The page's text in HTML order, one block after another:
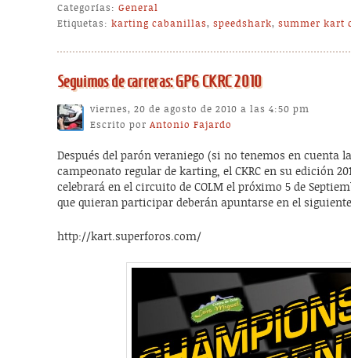
Categorías: General
Etiquetas: karting cabanillas,speedshark,summer kart
Seguimos de carreras: GP6 CKRC 2010
viernes, 20 de agosto de 2010 a las 4:50 pm
Escrito porAntonio Fajardo
Después del parón veraniego (si no tenemos en cuenta
campeonato regular de karting, el CKRC en su edición
celebrará en el circuito de COLM el próximo 5 de
que quieran participar deberán apuntarse en el
http://kart.superforos.com/